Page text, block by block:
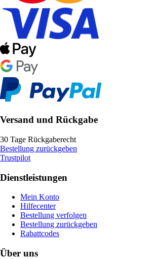
Versand und Rückgabe
30 Tage Rückgaberecht
Bestellung zurückgeben
Trustpilot
Dienstleistungen
Mein Konto
Hilfecenter
Bestellung verfolgen
Bestellung zurückgeben
Rabattcodes
Über uns